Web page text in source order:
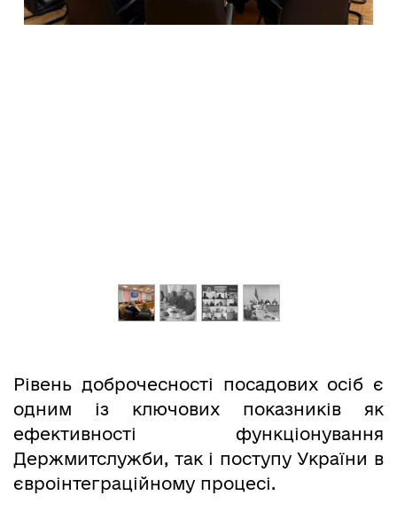
Рівень доброчесності посадових осіб є
одним із ключових показників як
ефективності функціонування
Держмитслужби, так і поступу України в
євроінтеграційному процесі.